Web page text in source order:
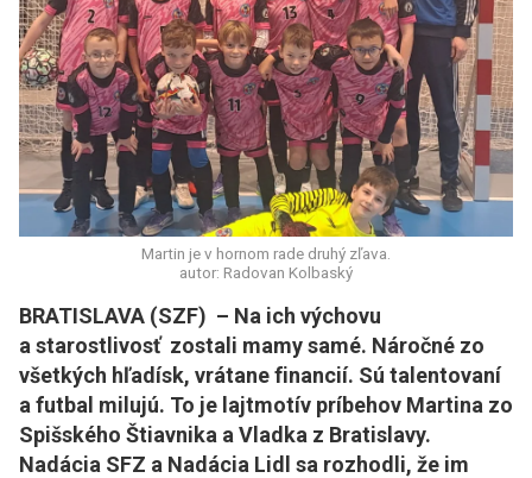
Martin je v hornom rade druhý zľava.
autor: Radovan Kolbaský
BRATISLAVA (SZF) – Na ich výchovu
a starostlivosť zostali mamy samé. Náročné zo
všetkých hľadísk, vrátane financií. Sú talentovaní
a futbal milujú. To je lajtmotív príbehov Martina zo
Spišského Štiavnika a Vladka z Bratislavy.
Nadácia SFZ a Nadácia Lidl sa rozhodli, že im